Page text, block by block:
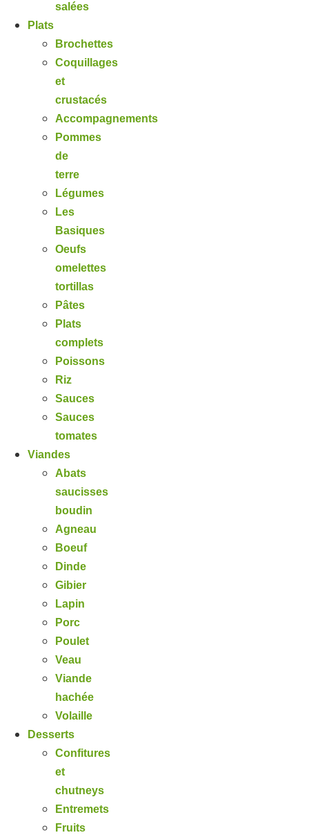
salées
Plats
Brochettes
Coquillages
et
crustacés
Accompagnements
Pommes
de
terre
Légumes
Les
Basiques
Oeufs
omelettes
tortillas
Pâtes
Plats
complets
Poissons
Riz
Sauces
Sauces
tomates
Viandes
Abats
saucisses
boudin
Agneau
Boeuf
Dinde
Gibier
Lapin
Porc
Poulet
Veau
Viande
hachée
Volaille
Desserts
Confitures
et
chutneys
Entremets
Fruits